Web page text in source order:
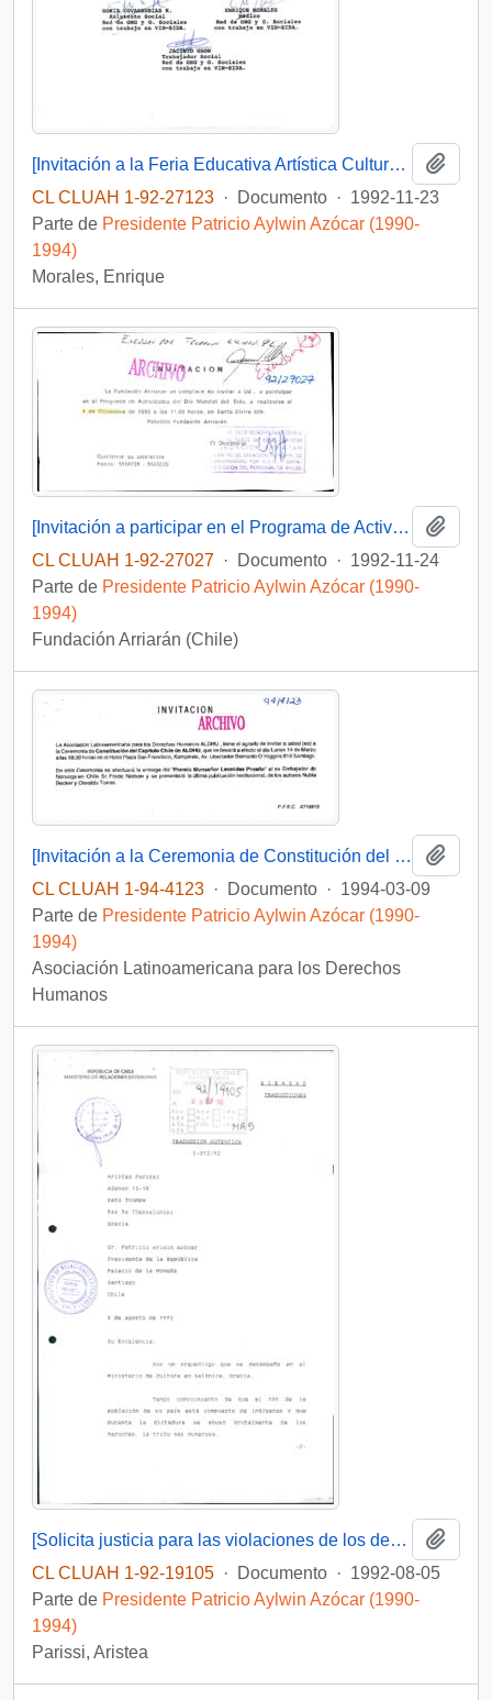
[Invitación a la Feria Educativa Artística Cultural, con motivo del Día Internacional del Sida]
CL CLUAH 1-92-27123 · Documento · 1992-11-23
Parte de Presidente Patricio Aylwin Azócar (1990-
1994)
Morales, Enrique
[Invitación a participar en el Programa de Actividades del Día Mundial del Sida]
CL CLUAH 1-92-27027 · Documento · 1992-11-24
Parte de Presidente Patricio Aylwin Azócar (1990-
1994)
Fundación Arriarán (Chile)
[Invitación a la Ceremonia de Constitución del Capitulo Chile de ALDHU]
CL CLUAH 1-94-4123 · Documento · 1994-03-09
Parte de Presidente Patricio Aylwin Azócar (1990-
1994)
Asociación Latinoamericana para los Derechos
Humanos
[Solicita justicia para las violaciones de los derechos humanos al pueblo mapuche]
CL CLUAH 1-92-19105 · Documento · 1992-08-05
Parte de Presidente Patricio Aylwin Azócar (1990-
1994)
Parissi, Aristea